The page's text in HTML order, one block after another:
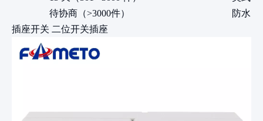
待协商（>3000件）
防水
插座开关 二位开关插座